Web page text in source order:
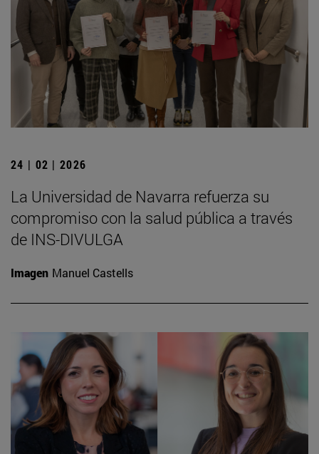
24 | 02 | 2026
La Universidad de Navarra refuerza su
compromiso con la salud pública a través
de INS-DIVULGA
Imagen Manuel Castells